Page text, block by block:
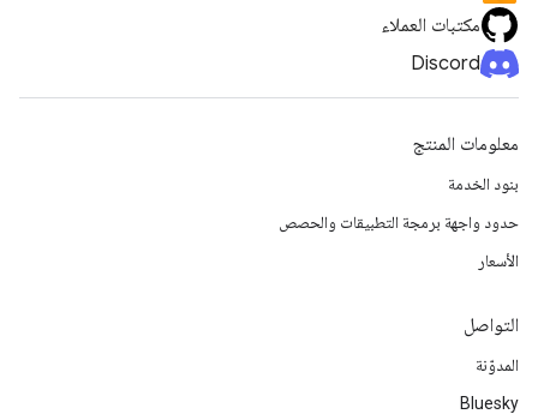
مكتبات العملاء
Discord
معلومات المنتج
بنود الخدمة
حدود واجهة برمجة التطبيقات والحصص
الأسعار
التواصل
المدوّنة
Bluesky